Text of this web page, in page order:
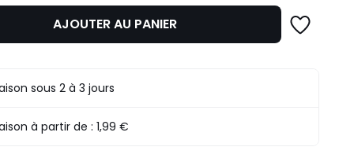
AJOUTER AU PANIER
sous 2 à 3 jours
à partir de :1,99 €